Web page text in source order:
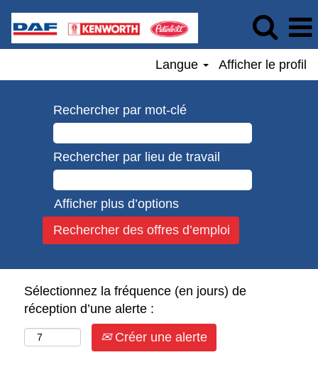
Langue Afficher le profil
Rechercher par mot-clé
Rechercher par lieu de travail
Afficher plus d’options
Sélectionnez la fréquence (en jours) de
réception d’une alerte :
Créer une alerte